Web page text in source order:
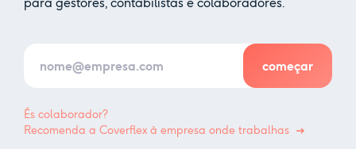
És colaborador?
Recomenda a Coverflex à empresa onde trabalhas